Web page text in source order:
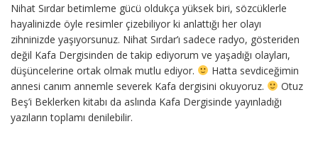
Nihat Sırdar betimleme gücü oldukça yüksek biri, sözcüklerle
hayalinizde öyle resimler çizebiliyor ki anlattığı her olayı
zihninizde yaşıyorsunuz. Nihat Sırdar’ı sadece radyo, gösteriden
değil Kafa Dergisinden de takip ediyorum ve yaşadığı olayları,
düşüncelerine ortak olmak mutlu ediyor.
Hatta sevdiceğimin
annesi canım annemle severek Kafa dergisini okuyoruz.
Otuz
Beş’i Beklerken kitabı da aslında Kafa Dergisinde yayınladığı
yazıların toplamı denilebilir.